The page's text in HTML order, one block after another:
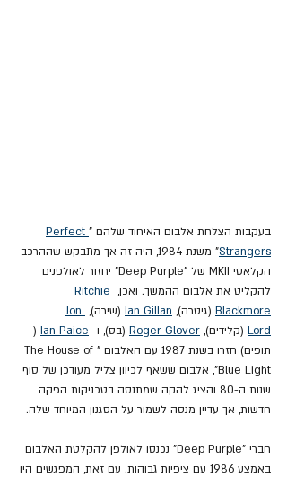
בעקבות הצלחת אלבום האיחוד שלהם " Perfect
Strangers
" משנת 1984, היה זה אך מתבקש שההרכב
הקלאסי MKII של "Deep Purple" יחזור לאולפנים
להקליט את אלבום ההמשך. ואכן,
Ritchie
Blackmore (גיטרה), Ian Gillan (שירה),
Jon
Lord (קלידים), Roger Glover (בס), ו- Ian Paice
(
תופים) חזרו בשנת 1987 עם האלבום "The House of
Blue Light", אלבום ששאף לכיוון צליל מעודכן של סוף
שנות ה-80 והציג להקה שמתנסה בטכניקות הפקה
חדשות, אך עדיין מנסה לשמור על הסגנון המיוחד שלה.
חברי "Deep Purple" נכנסו לאולפן להקלטת האלבום
באמצע 1986 עם ציפיות גבוהות. עם זאת, המפגשים היו